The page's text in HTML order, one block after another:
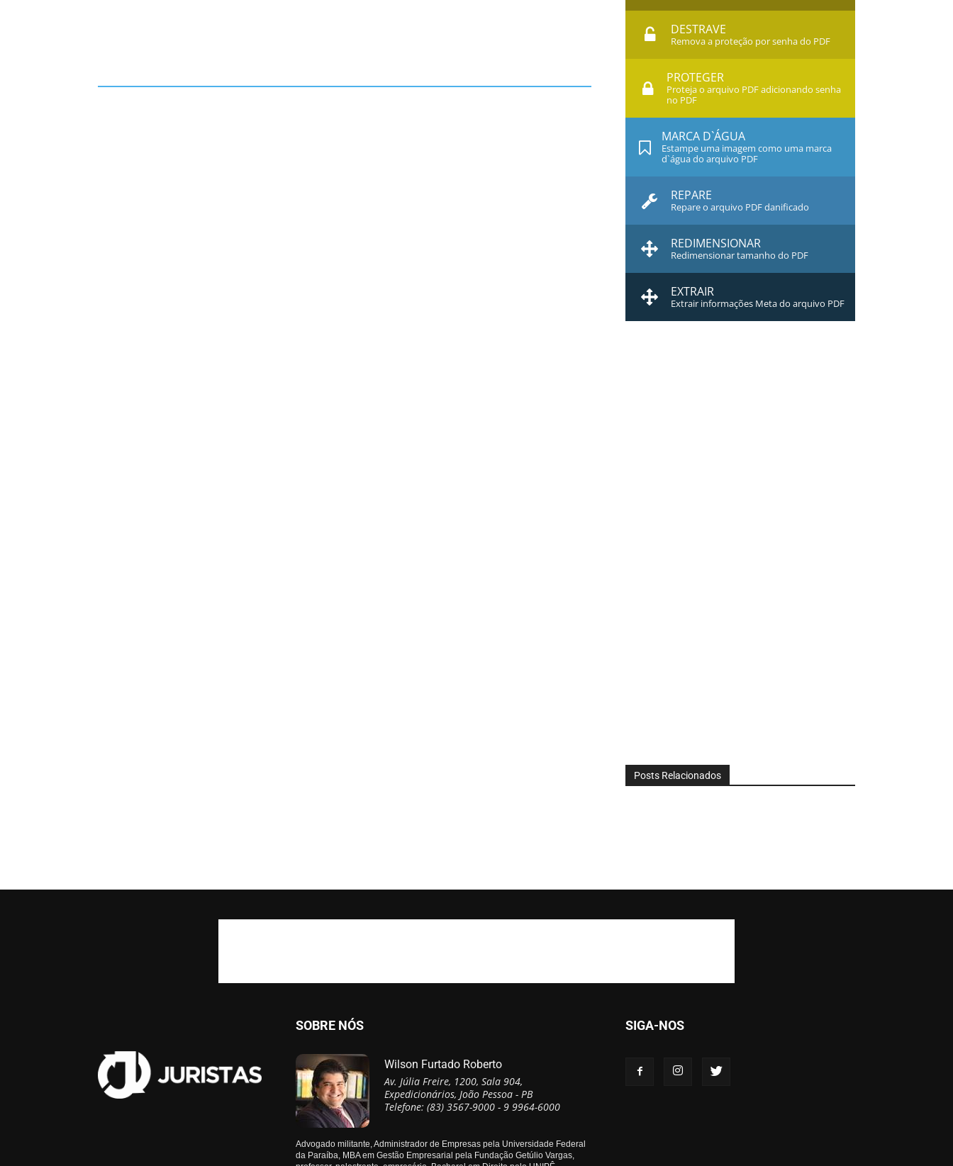
DESTRAVE
Remova a proteção por senha do PDF
PROTEGER
Proteja o arquivo PDF adicionando senha
no PDF
MARCA D`ÁGUA
Estampe uma imagem como uma marca
d`água do arquivo PDF
REPARE
Repare o arquivo PDF danificado
REDIMENSIONAR
Redimensionar tamanho do PDF
EXTRAIR
Extrair informações Meta do arquivo PDF
Posts Relacionados
SOBRE NÓS
Wilson Furtado Roberto
Av. Júlia Freire, 1200, Sala 904,
Expedicionários, João Pessoa - PB
Telefone: (83) 3567-9000 - 9 9964-6000
Advogado militante, Administrador de Empresas pela Universidade Federal
da Paraíba, MBA em Gestão Empresarial pela Fundação Getúlio Vargas,
SIGA-NOS